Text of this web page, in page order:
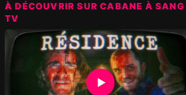
À DÉCOUVRIR SUR CABANE À SANG
TV
▶